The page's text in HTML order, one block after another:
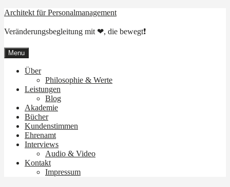
Skip
content
Architekt für Personalmanagement
Veränderungsbegleitung mit ❤, die bewegt❗
Menu
Über
Philosophie & Werte
Leistungen
Blog
Akademie
Bücher
Kundenstimmen
Ehrenamt
Interviews
Audio & Video
Kontakt
Impressum